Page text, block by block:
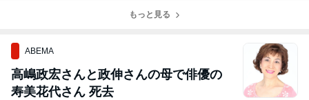
ウ・マツ限ブラ
もっと見る
ABEMA
高嶋政宏さんと政伸さんの母で俳優の
寿美花代さん 死去